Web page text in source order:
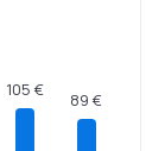
105 € 89 €